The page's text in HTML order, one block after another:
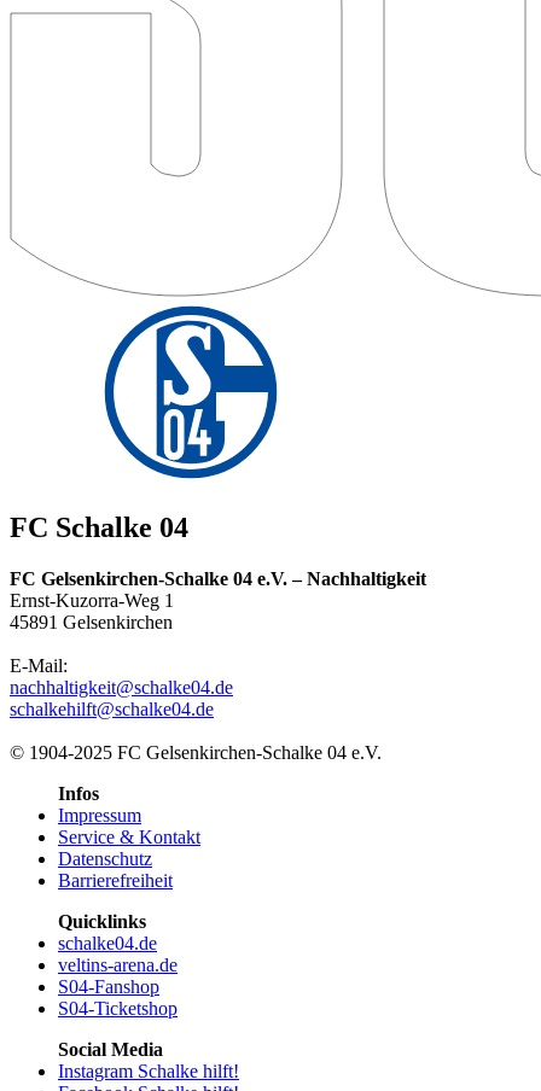
FC Schalke 04
FC Gelsenkirchen-Schalke 04 e.V. – Nachhaltigkeit
Ernst-Kuzorra-Weg 1
45891 Gelsenkirchen
E-Mail:
nachhaltigkeit@schalke04.de
schalkehilft@schalke04.de
© 1904-2025 FC Gelsenkirchen-Schalke 04 e.V.
Infos
Impressum
Service & Kontakt
Datenschutz
Barrierefreiheit
Quicklinks
schalke04.de
veltins-arena.de
S04-Fanshop
S04-Ticketshop
Social Media
Instagram Schalke hilft!